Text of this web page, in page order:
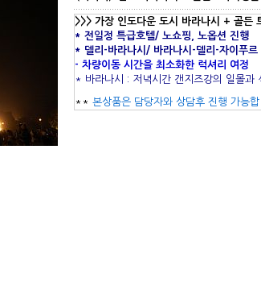
>>> 가장 인도다운 도시 바라나시 + 골든
* 전일정 특급호텔/ 노쇼핑, 노옵션 진행
* 델리-바라나시/ 바라나시-델리-자이푸르
- 차량이동 시간을 최소화한 럭셔리 여정
* 바라나시 : 저녁시간 갠지즈강의 일몰과
** 본상품은 담당자와 상담후 진행 가능